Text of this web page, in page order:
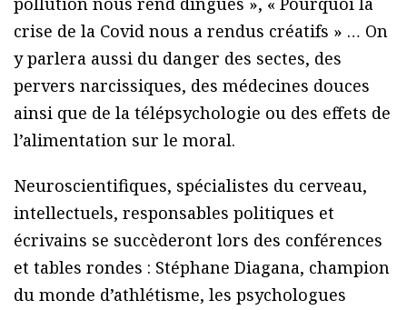
crise de la Covid nous a rendus créatifs » … On
y parlera aussi du danger des sectes, des
pervers narcissiques, des médecines douces
ainsi que de la télépsychologie ou des effets de
l’alimentation sur le moral.
Neuroscientifiques, spécialistes du cerveau,
intellectuels, responsables politiques et
écrivains se succèderont lors des conférences
et tables rondes : Stéphane Diagana, champion
du monde d’athlétisme, les psychologues